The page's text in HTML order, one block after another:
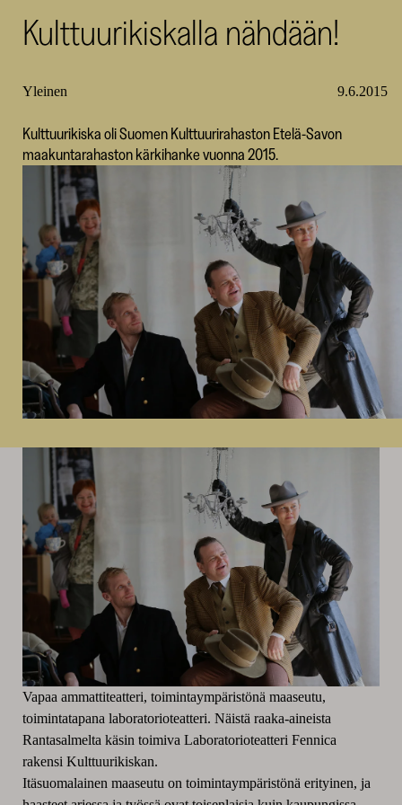
SKR
Kulttuurikiskalla nähdään!
Yleinen 9.6.2015
Kulttuurikiska oli Suomen Kulttuurirahaston Etelä-Savon
maakuntarahaston kärkihanke vuonna 2015.
Vapaa ammattiteatteri, toimintaympäristönä maaseutu,
toimintatapana laboratorioteatteri. Näistä raaka-aineista
Rantasalmelta käsin toimiva Laboratorioteatteri Fennica
rakensi Kulttuurikiskan.
Itäsuomalainen maaseutu on toimintaympäristönä erityinen, ja